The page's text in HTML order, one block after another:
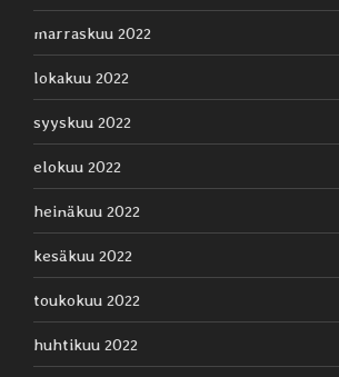
marraskuu 2022
lokakuu 2022
syyskuu 2022
elokuu 2022
heinäkuu 2022
kesäkuu 2022
toukokuu 2022
huhtikuu 2022